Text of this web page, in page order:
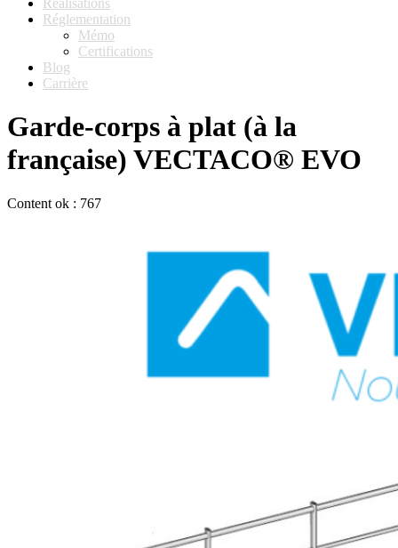
Réglementation
Mémo
Certifications
Blog
Carrière
Garde-corps à plat (à la
française) VECTACO® EVO
Content ok : 767